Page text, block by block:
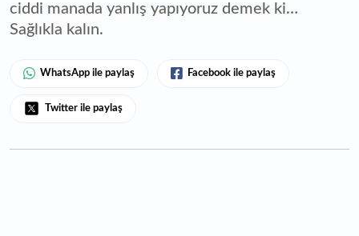
ciddi manada yanlış yapıyoruz demek ki…
Sağlıkla kalın.
WhatsApp ile paylaş Facebook ile paylaş
Twitter ile paylaş